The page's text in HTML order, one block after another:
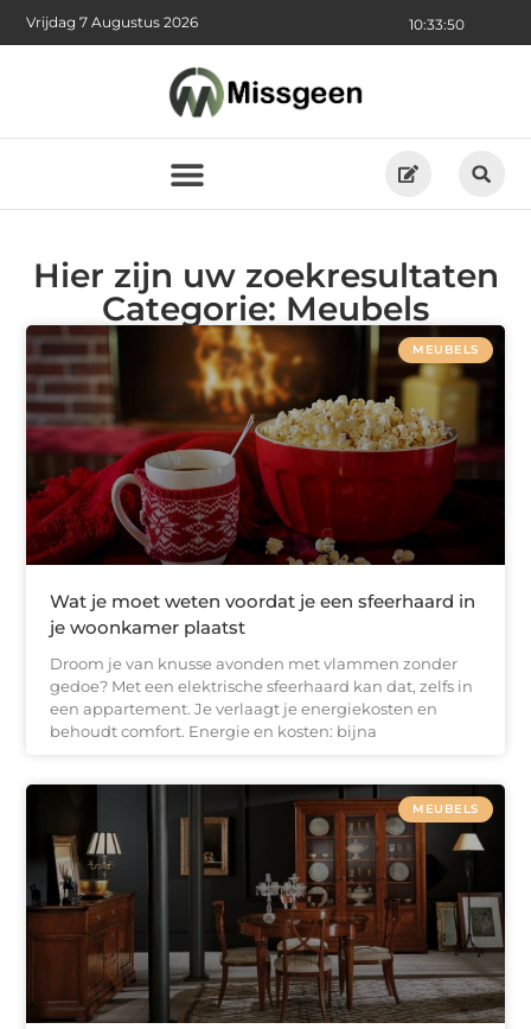
10:33:50
Vrijdag 7 Augustus 2026
Hier zijn uw zoekresultaten
Categorie: Meubels
MEUBELS
Wat je moet weten voordat je een sfeerhaard in
je woonkamer plaatst
Droom je van knusse avonden met vlammen zonder
gedoe? Met een elektrische sfeerhaard kan dat, zelfs in
een appartement. Je verlaagt je energiekosten en
behoudt comfort. Energie en kosten: bijna
MEUBELS